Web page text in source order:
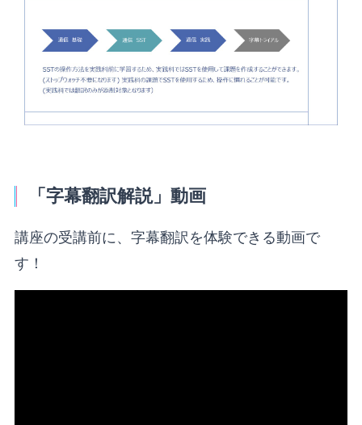
「字幕翻訳解説」動画
講座の受講前に、字幕翻訳を体験できる動画で
す！